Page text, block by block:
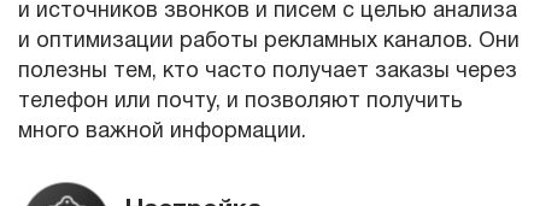
и источников звонков и писем с целью анализа
и оптимизации работы рекламных каналов. Они
полезны тем, кто часто получает заказы через
телефон или почту, и позволяют получить
много важной информации.